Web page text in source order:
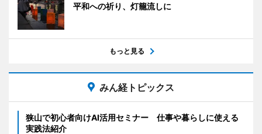
平和への祈り、灯籠流しに
もっと見る
みん経トピックス
狭山で初心者向けAI活用セミナー 仕事や暮らしに使える
実践法紹介